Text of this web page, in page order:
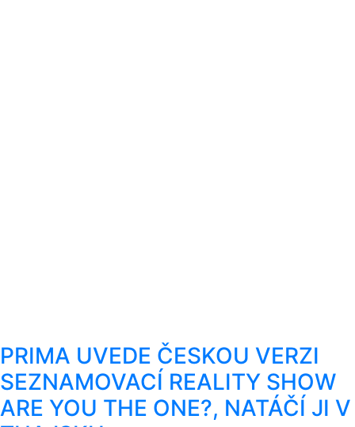
PRIMA UVEDE ČESKOU VERZI
SEZNAMOVACÍ REALITY SHOW
ARE YOU THE ONE?, NATÁČÍ JI V